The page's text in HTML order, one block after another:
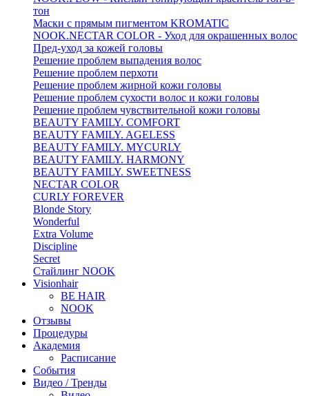
тон
Маски с прямым пигментом KROMATIC
NOOK.NECTAR COLOR - Уход для окрашенных волос
Пред-уход за кожей головы
Решение проблем выпадения волос
Решение проблем перхоти
Решение проблем жирной кожи головы
Решение проблем сухости волос и кожи головы
Решение проблем чувствительной кожи головы
BEAUTY FAMILY. COMFORT
BEAUTY FAMILY. AGELESS
BEAUTY FAMILY. MYCURLY
BEAUTY FAMILY. HARMONY
BEAUTY FAMILY. SWEETNESS
NECTAR COLOR
CURLY FOREVER
Blonde Story
Wonderful
Extra Volume
Discipline
Secret
Стайлинг NOOK
Visionhair
BE HAIR
NOOK
Отзывы
Процедуры
Академия
Расписание
События
Видео / Тренды